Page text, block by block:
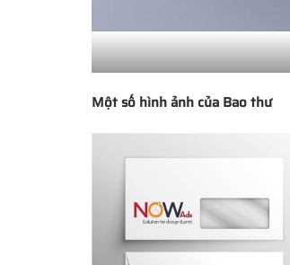
Một số hình ảnh của Bao thư